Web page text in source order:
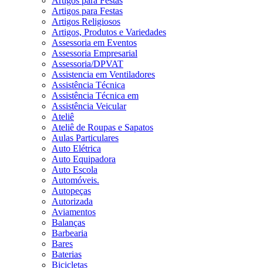
Artigos para Festas
Artigos Religiosos
Artigos, Produtos e Variedades
Assessoria em Eventos
Assessoria Empresarial
Assessoria/DPVAT
Assistencia em Ventiladores
Assistência Técnica
Assistência Técnica em
Assistência Veicular
Ateliê
Ateliê de Roupas e Sapatos
Aulas Particulares
Auto Elétrica
Auto Equipadora
Auto Escola
Automóveis.
Autopeças
Autorizada
Aviamentos
Balanças
Barbearia
Bares
Baterias
Bicicletas